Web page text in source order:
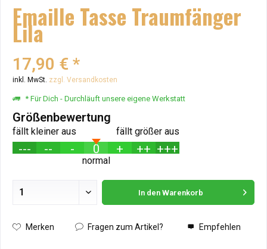
Emaille Tasse Traumfänger
Lila
17,90 € *
inkl. MwSt. zzgl. Versandkosten
* Für Dich - Durchläuft unsere eigene Werkstatt
Größenbewertung
fällt größer aus
fällt kleiner aus
--- -- - 0 + ++ +++
normal
In den Warenkorb
Merken Fragen zum Artikel? Empfehlen